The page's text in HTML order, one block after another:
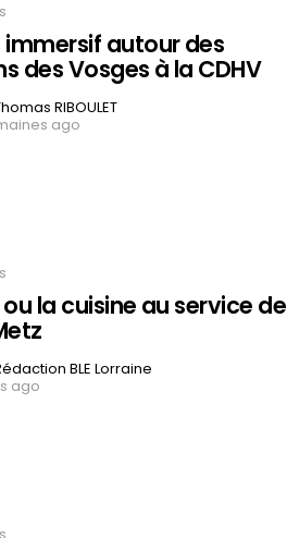
immersif autour des
des Vosges à la CDHV
RIBOULET
ago
la cuisine au service de
BLE Lorraine
ago